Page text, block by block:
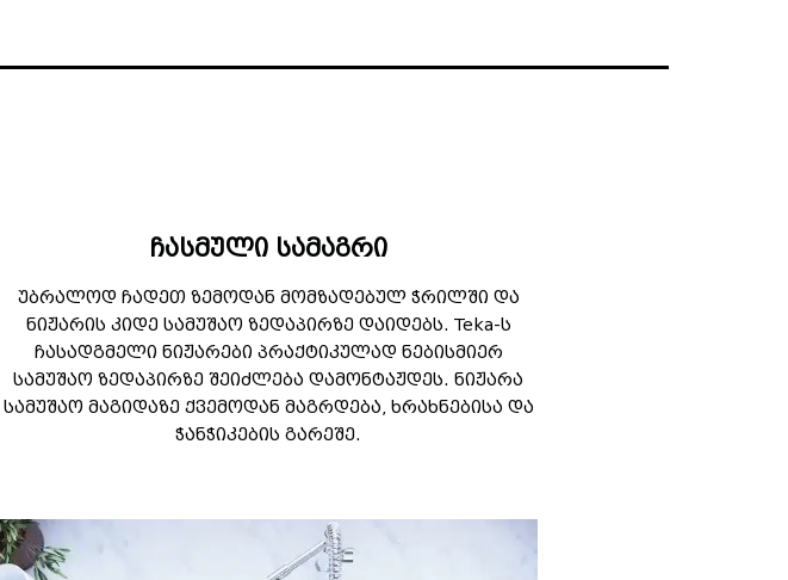
ჩასმული სამაგრი
უბრალოდ ჩადეთ ზემოდან მომზადებულ ჭრილში და
ნიჟარის კიდე სამუშაო ზედაპირზე დაიდებს. Teka-ს
ჩასადგმელი ნიჟარები პრაქტიკულად ნებისმიერ
სამუშაო ზედაპირზე შეიძლება დამონტაჟდეს. ნიჟარა
სამუშაო მაგიდაზე ქვემოდან მაგრდება, ხრახნებისა და
ჭანჭიკების გარეშე.